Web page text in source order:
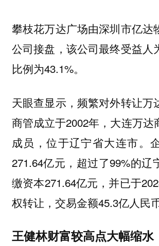
攀枝花万达广场由深圳市亿达
公司接盘，该公司最终受益人
比例为43.1%。
天眼查显示，频繁对外转让万
商管成立于2002年，大连万达
成员，位于辽宁省大连市。
271.64亿元，超过了99%的辽
缴资本271.64亿元，并已于
权转让，交易金额45.3亿人民币
王健林财富较高点大幅缩水